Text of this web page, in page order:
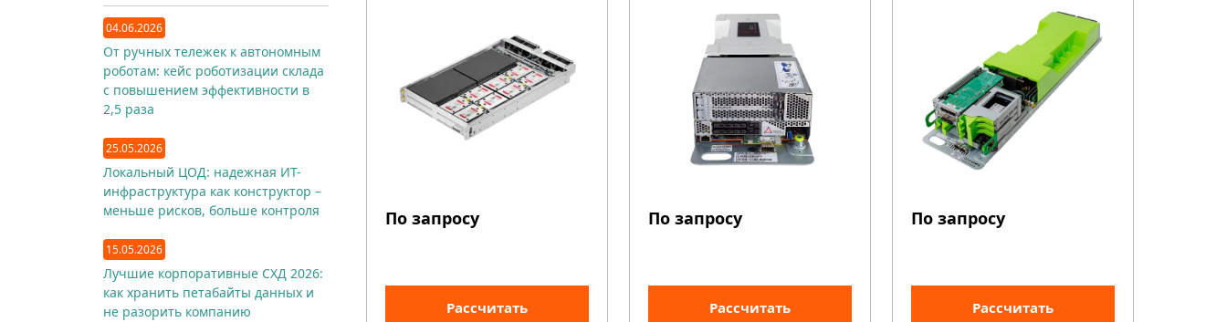
04.06.2026
От ручных тележек к автономным
роботам: кейс роботизации склада
с повышением эффективности в
2,5 раза
25.05.2026
Локальный ЦОД: надежная ИТ-
инфраструктура как конструктор –
меньше рисков, больше контроля
15.05.2026
Лучшие корпоративные СХД 2026:
как хранить петабайты данных и
не разорить компанию
По запросу
Рассчитать
По запросу
Рассчитать
По запросу
Рассчитать